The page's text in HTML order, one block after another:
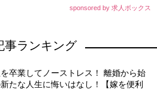
sponsored by 求人ボックス
事ランキング
卒業してノーストレス！ 離婚から始
たな人生に悔いはなし！【嫁を便利